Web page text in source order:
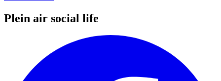
Plein air social life